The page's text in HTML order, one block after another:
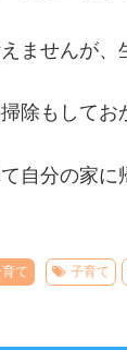
ませんが、
除もしてお
自分の家に
て 子育て